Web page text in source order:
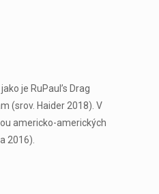
je RuPaul’s Drag
(srov. Haider 2018). V
americko-amerických
2016).